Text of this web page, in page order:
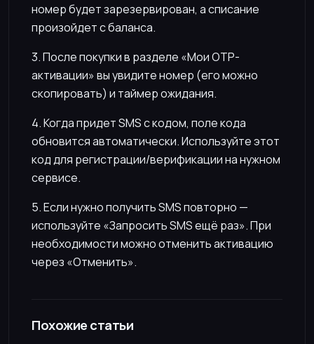
номер будет зарезервирован, а списание
произойдет с баланса.
3. После покупки в разделе «Мои OTP-
активации» вы увидите номер (его можно
скопировать) и таймер ожидания.
4. Когда придет SMS с кодом, поле кода
обновится автоматически. Используйте этот
код для регистрации/верификации на нужном
сервисе.
5. Если нужно получить SMS повторно —
используйте «Запросить SMS ещё раз». При
необходимости можно отменить активацию
через «Отменить».
Похожие статьи